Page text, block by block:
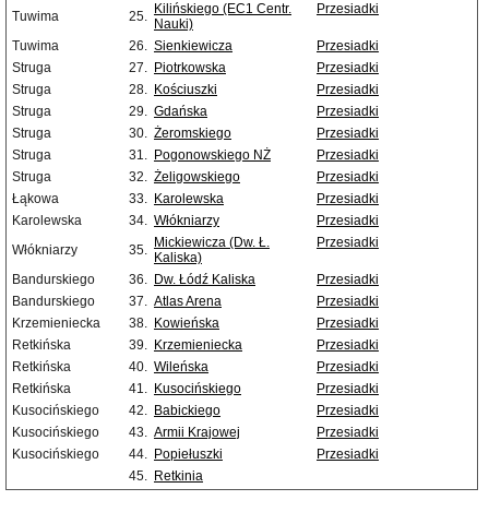
Tuwima
25. Kilińskiego (EC1 Centr.
Nauki)
Przesiadki
Tuwima 26. Sienkiewicza
Przesiadki
Struga
27. Piotrkowska
Przesiadki
Struga
28. Kościuszki
Przesiadki
Struga
29. Gdańska
Przesiadki
Struga
30. Żeromskiego
Przesiadki
Struga
31. Pogonowskiego NŻ
Przesiadki
Struga
32. Żeligowskiego
Przesiadki
Łąkowa
33. Karolewska
Przesiadki
Karolewska
34. Włókniarzy
Przesiadki
Włókniarzy
35. Mickiewicza (Dw. Ł.
Kaliska)
Przesiadki
Bandurskiego 36. Dw. Łódź Kaliska
Przesiadki
Bandurskiego
37. Atlas Arena
Przesiadki
Krzemieniecka
38. Kowieńska
Przesiadki
Retkińska
39. Krzemieniecka
Przesiadki
Retkińska
40. Wileńska
Przesiadki
Retkińska
41. Kusocińskiego
Przesiadki
Kusocińskiego
42. Babickiego
Przesiadki
Kusocińskiego
43. Armii Krajowej
Przesiadki
Kusocińskiego
44. Popiełuszki
Przesiadki
45. Retkinia